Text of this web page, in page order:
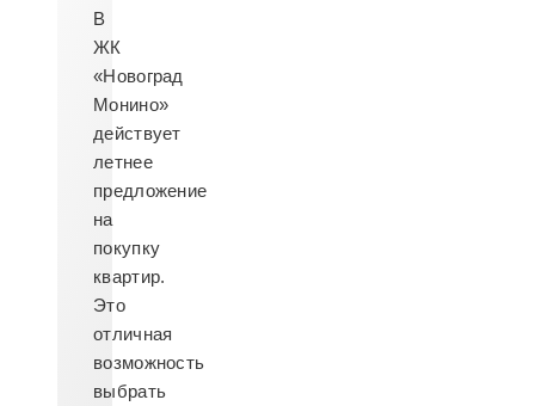
В
ЖК
«Новоград
Монино»
действует
летнее
предложение
на
покупку
квартир.
Это
отличная
возможность
выбрать